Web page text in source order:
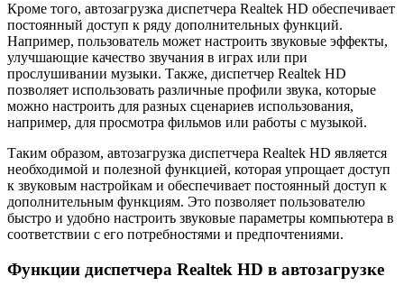
Кроме того, автозагрузка диспетчера Realtek HD обеспечивает
постоянный доступ к ряду дополнительных функций.
Например, пользователь может настроить звуковые эффекты,
улучшающие качество звучания в играх или при
прослушивании музыки. Также, диспетчер Realtek HD
позволяет использовать различные профили звука, которые
можно настроить для разных сценариев использования,
например, для просмотра фильмов или работы с музыкой.
Таким образом, автозагрузка диспетчера Realtek HD является
необходимой и полезной функцией, которая упрощает доступ
к звуковым настройкам и обеспечивает постоянный доступ к
дополнительным функциям. Это позволяет пользователю
быстро и удобно настроить звуковые параметры компьютера в
соответствии с его потребностями и предпочтениями.
Функции диспетчера Realtek HD в автозагрузке